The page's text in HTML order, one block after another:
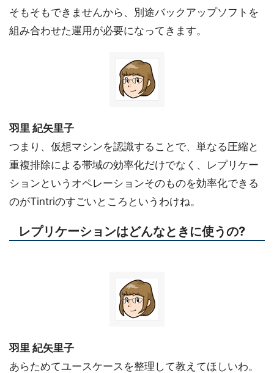
そもそもできませんから、別途バックアップソフトを
組み合わせた運用が必要になってきます。
羽里 紀矢里子
つまり、仮想マシンを認識することで、単なる圧縮と
重複排除による帯域の効率化だけでなく、レプリケー
ションというオペレーションそのものを効率化できる
のがTintriのすごいところというわけね。
レプリケーションはどんなときに使うの?
羽里 紀矢里子
あらためてユースケースを整理して教えてほしいわ。